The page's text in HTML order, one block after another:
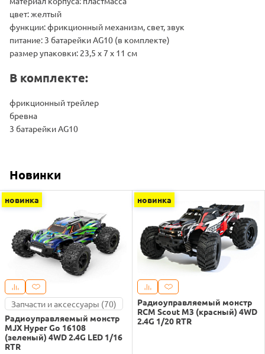
цвет: желтый
функции: фрикционный механизм, свет, звук
питание: 3 батарейки AG10 (в комплекте)
размер упаковки: 23,5 х 7 х 11 см
В комплекте:
фрикционный трейлер
бревна
3 батарейки AG10
Новинки
новинка
Запчасти и аксессуары (70)
Радиоуправляемый монстр
MJX Hyper Go 16108
(зеленый) 4WD 2.4G LED 1/16
RTR
новинка
Радиоуправляемый монстр
RCM Scout M3 (красный) 4WD
2.4G 1/20 RTR